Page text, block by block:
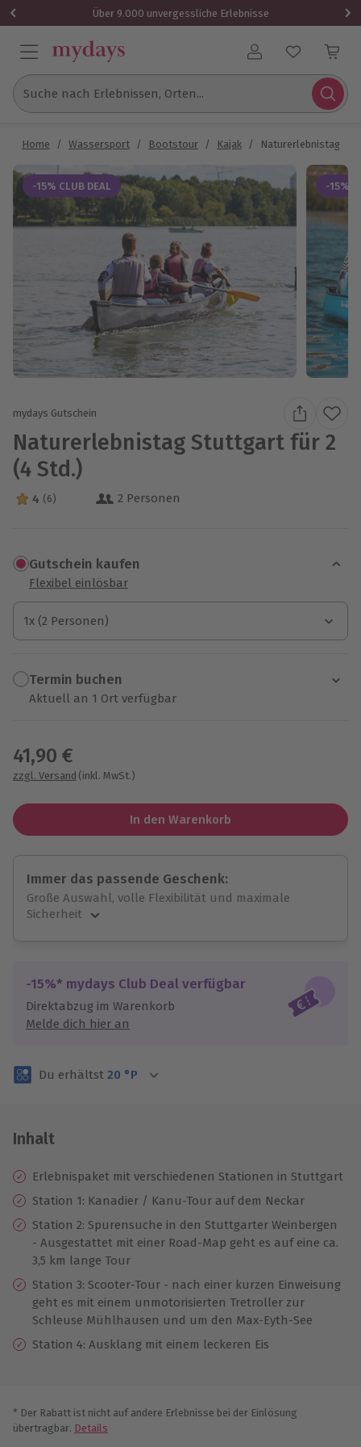
Über 9.000 unvergessliche Erlebnisse
Benutzerkonto
Suche nach Erlebnissen, Orten...
Home / Wassersport / Bootstour / Kajak / Naturerlebnistag
-15% CLUB DEAL -15%
mydays Gutschein
Naturerlebnistag Stuttgart für 2
(4 Std.)
4 Sterne von 5 aus 6 Bewertungen
4 (6) 2 Personen
Gutschein kaufen
Flexibel einlösbar
1x (2 Personen)
1x (2 Personen)
1x (2 Personen)
Termin buchen
Aktuell an 1 Ort verfügbar
41,90 €
zzgl. Versand (inkl. MwSt.)
In den Warenkorb
Immer das passende Geschenk:
Große Auswahl, volle Flexibilität und maximale
Sicherheit
Jeder Gutschein für alle Erlebnisse einlösbar.
Maximale Sicherheit
3 Jahre gültig & verlängerbar.
-15%* mydays Club Deal verfügbar
Direktabzug im Warenkorb
Melde dich hier an
Du erhältst 20 °P
Inhalt
Erlebnispaket mit verschiedenen Stationen in Stuttgart
Station 1: Kanadier / Kanu-Tour auf dem Neckar
Station 2: Spurensuche in den Stuttgarter Weinbergen
- Ausgestattet mit einer Road-Map geht es auf eine ca.
3,5 km lange Tour
Station 3: Scooter-Tour - nach einer kurzen Einweisung
geht es mit einem unmotorisierten Tretroller zur
Schleuse Mühlhausen und um den Max-Eyth-See
Station 4: Ausklang mit einem leckeren Eis
* Der Rabatt ist nicht auf andere Erlebnisse bei der Einlösung
übertragbar. Details